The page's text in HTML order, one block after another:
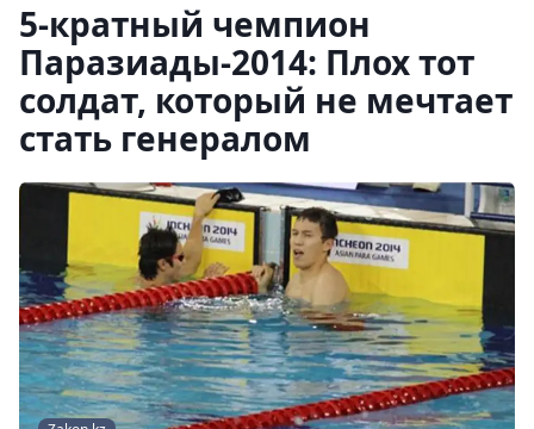
5-кратный чемпион
Паразиады-2014: Плох тот
солдат, который не мечтает
стать генералом